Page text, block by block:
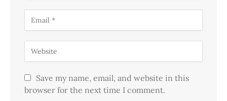
Save my name, email, and website in this
browser for the next time I comment.